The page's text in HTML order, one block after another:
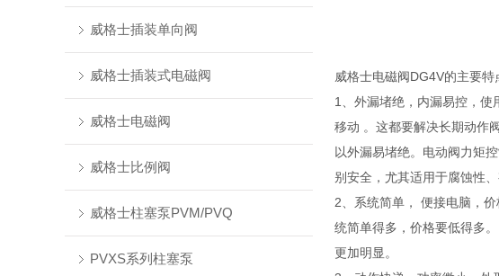
威格士插装单向阀
威格士插装式电磁阀
威格士电磁阀
威格士比例阀
威格士柱塞泵PVM/PVQ
PVXS系列柱塞泵
威格士电磁阀DG4V的主要特
1、外漏堵绝，内漏易控，
移动 。这都要解决长期动作
以外漏易堵绝。电动阀力矩
别安全，尤其适用于腐蚀性
2、系统简单， 便接电脑，
统简单得多，价格要低得多
更加明显。